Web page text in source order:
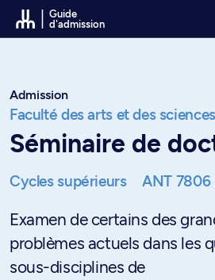
Passer au contenu
Guide
d'admission
Admission
Faculté des arts et des
Séminaire de
Cycles supérieurs ANT 7806
Examen de certains des
problèmes actuels dans les
sous-disciplines de